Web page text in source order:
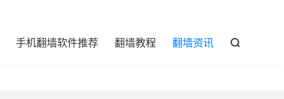
手机翻墙软件推荐 翻墙教程 翻墙资讯 